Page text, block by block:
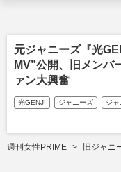
元ジャニーズ『光
MV”公開、旧メンバ
ァン大興奮
光GENJI ジャニーズ ジ
週刊女性PRIME 旧ジャニ